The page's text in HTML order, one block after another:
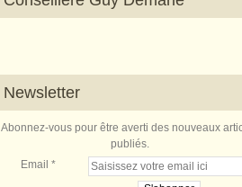
Newsletter
Abonnez-vous pour être averti des nouveaux
publiés.
Email